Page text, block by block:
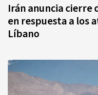
Irán anuncia cierre
en respuesta a los
Líbano